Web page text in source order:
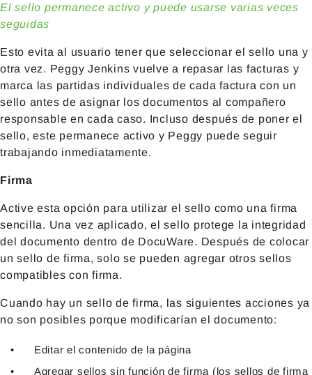
El sello permanece activo y puede usarse varias veces
seguidas
Esto evita al usuario tener que seleccionar el sello una y
otra vez. Peggy Jenkins vuelve a repasar las facturas y
marca las partidas individuales de cada factura con un
sello antes de asignar los documentos al compañero
responsable en cada caso. Incluso después de poner el
sello, este permanece activo y Peggy puede seguir
trabajando inmediatamente.
Firma
Active esta opción para utilizar el sello como una firma
sencilla. Una vez aplicado, el sello protege la integridad
del documento dentro de DocuWare. Después de colocar
un sello de firma, solo se pueden agregar otros sellos
compatibles con firma.
Cuando hay un sello de firma, las siguientes acciones ya
no son posibles porque modificarían el documento:
Editar el contenido de la página
Agregar sellos sin función de firma (los sellos de firma